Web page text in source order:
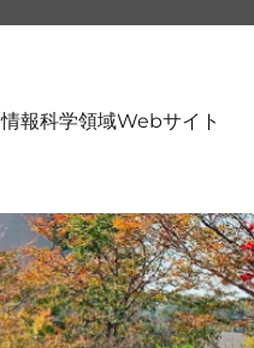
情報科学領域Webサイト